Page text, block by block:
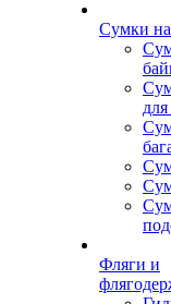
Сумки
Фляги и